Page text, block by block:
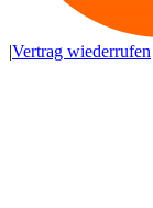
|Vertrag wiederrufen